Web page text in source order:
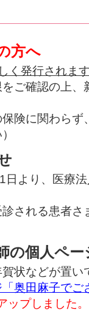
方へ
く発行されま
ご確認の上
保険に関わら
より、医療
される患者
の個人ペ
状などが置い
奥田麻子でご
プしました。